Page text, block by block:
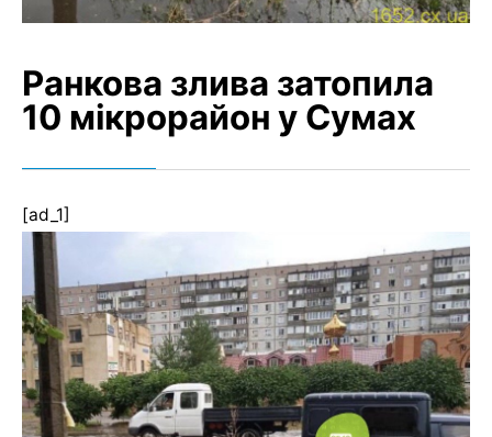
Ранкова злива затопила
10 мікрорайон у Сумах
[ad_1]